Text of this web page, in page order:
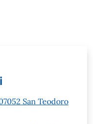
San Teodoro